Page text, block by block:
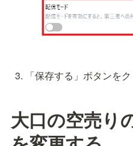
「保存する」ボタンをク
大口の空売り